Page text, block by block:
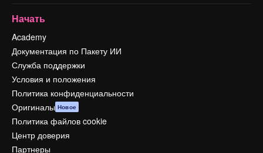
Начать
Academy
Документация по Пакету ИИ
Служба поддержки
Условия и положения
Политика конфиденциальности
Оригиналы Новое
Политика файлов cookie
Центр доверия
Партнеры